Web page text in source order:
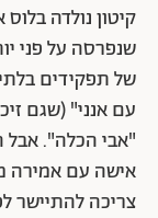
שנפרסה על פני
של תפקידים
עם אנני" (שגם
"אבי הכלה". אבל
אישה עם אמירה
צריכה להתיישר